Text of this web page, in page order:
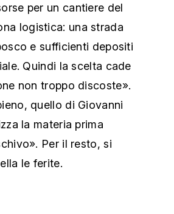
per un cantiere del
logistica: una strada
e sufficienti depositi
Quindi la scelta cade
non troppo discoste».
quello di Giovanni
la materia prima
Per il resto, si
le ferite.